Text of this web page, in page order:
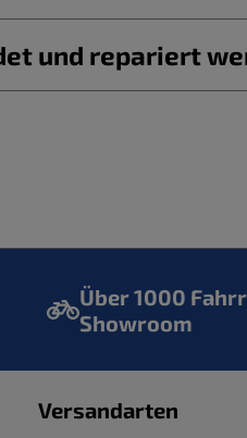
und repariert
Über 1000
Showroom
Versandarten